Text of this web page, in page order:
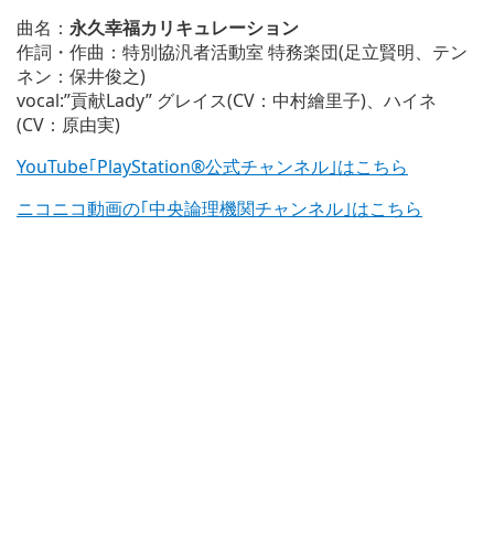
曲名： 永久幸福カリキュレーション
作詞・作曲：特別協汎者活動室 特務楽団(足立賢明、テン
ネン：保井俊之)
vocal:”貢献Lady” グレイス(CV：中村繪里子)、ハイネ
(CV：原由実)
YouTube｢PlayStation®公式チャンネル｣はこちら
ニコニコ動画の｢中央論理機関チャンネル｣はこちら